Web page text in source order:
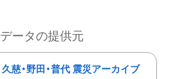
データの提供元
久慈・野田・普代 震災アーカイブ